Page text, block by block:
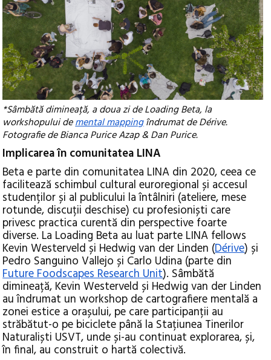
*Sâmbătă dimineață, a doua zi de Loading Beta, la
workshopului demental mappingîndrumat de Dérive.
Fotografie de Bianca Purice Azap & Dan Purice.
Implicarea în comunitatea LINA
Beta e parte din comunitatea LINA din 2020, ceea ce
facilitează schimbul cultural euroregional și accesul
studenților și al publicului la întâlniri (ateliere, mese
rotunde, discuții deschise) cu profesioniști care
privesc practica curentă din perspective foarte
diverse. La Loading Beta au luat parte LINA fellows
Kevin Westerveld și Hedwig van der Linden (Dérive) și
Pedro Sanguino Vallejo și Carlo Udina (parte din
Future Foodscapes Research Unit). Sâmbătă
dimineață, Kevin Westerveld și Hedwig van der Linden
au îndrumat un workshop de cartografiere mentală a
zonei estice a orașului, pe care participanții au
străbătut-o pe biciclete până la Stațiunea Tinerilor
Naturaliști USVT, unde și-au continuat explorarea, și,
în final, au construit o hartă colectivă.